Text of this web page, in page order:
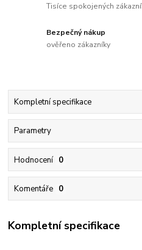
Tisíce spokojených
Bezpečný nákup
ověřeno zákazníky
Kompletní specifikace
Parametry
Hodnocení 0
Komentáře 0
Kompletní specifikace